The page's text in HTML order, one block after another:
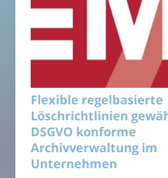
Flexible regelbasierte
Löschrichtlinien
DSGVO konforme
Archivverwaltung im
Unternehmen